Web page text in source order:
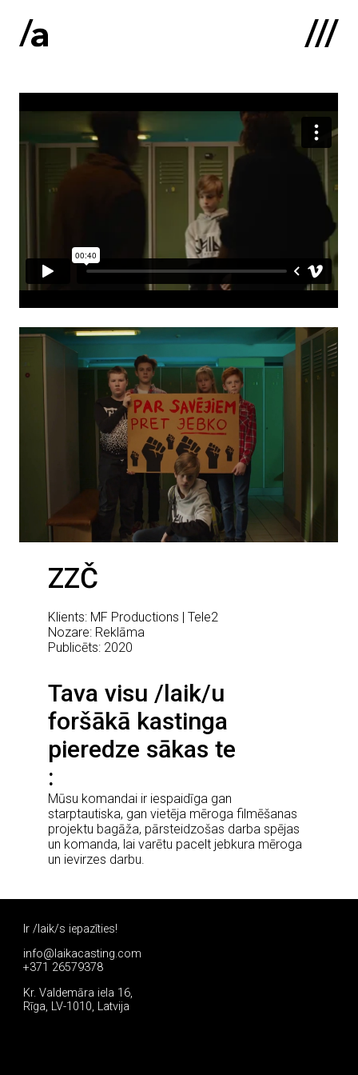
:
Sākums
Par mums
Portfolio
ZZČ
Klients: MF Productions | Tele2
Nozare: Reklāma
Publicēts: 2020
Tava visu /laik/u
foršākā kastinga
pieredze sākas te
Mūsu komandai ir iespaidīga gan
starptautiska, gan vietēja mēroga filmēšanas
projektu bagāža, pārsteidzošas darba spējas
un komanda, lai varētu pacelt jebkura mēroga
un ievirzes darbu.
Ir /laik/s iepazīties!
info@laikacasting.com
+371 26579378
Kr. Valdemāra iela 16,
Rīga, LV-1010, Latvija